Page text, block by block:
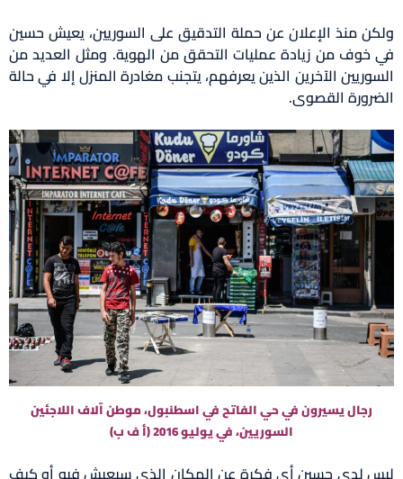
ولكن منذ الإعلان عن حملة التدقيق على السوريين، يعيش حسين
في خوف من زيادة عمليات التحقق من الهوية. ومثل العديد من
السوريين الآخرين الذين يعرفهم، يتجنب مغادرة المنزل إلا في حالة
الضرورة القصوى.
رجال يسيرون في حي الفاتح في اسطنبول، موطن آلاف اللاجئين
السوريين، في يوليو 2016 (أ ف ب)
ليس لدى حسين أي فكرة عن المكان الذي سيعيش فيه أو كيف